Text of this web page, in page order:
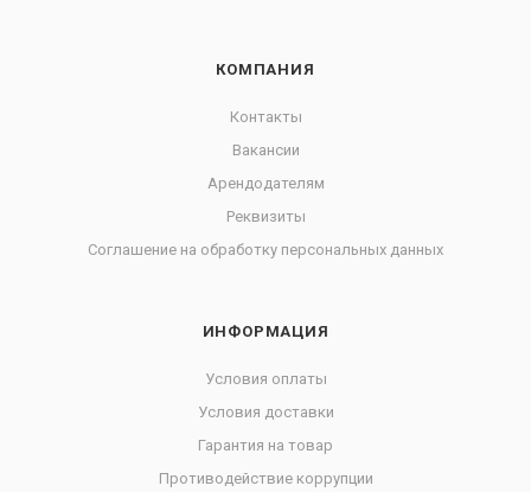
КОМПАНИЯ
Контакты
Вакансии
Арендодателям
Реквизиты
Соглашение на обработку персональных данных
ИНФОРМАЦИЯ
Условия оплаты
Условия доставки
Гарантия на товар
Противодействие коррупции